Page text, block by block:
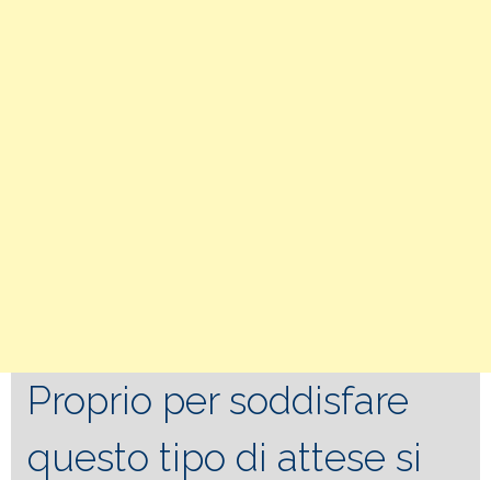
Proprio per soddisfare
questo tipo di attese si